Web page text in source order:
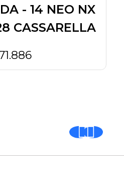
- 14 NEO NX
CASSARELLA